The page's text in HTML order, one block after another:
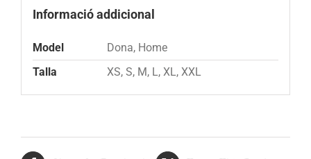
Informació addicional
Model
Dona, Home
Talla
XS, S, M, L, XL, XXL